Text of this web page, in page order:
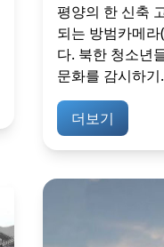
평양의 한 신축
되는 방범카메
다. 북한 청소년
문화를 감시하기
더보기